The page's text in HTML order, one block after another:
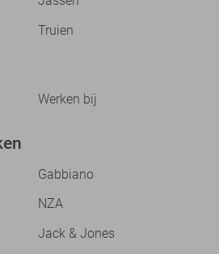
Truien
Werken bij
Gabbiano
NZA
Jack & Jones